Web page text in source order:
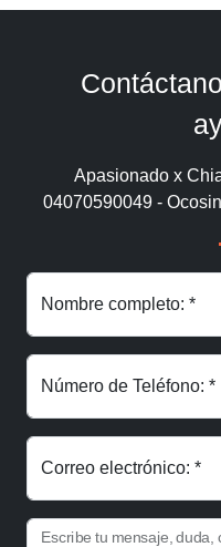
Apasionado x
04070590049 -
Nombre completo: *
Número de Teléfono: *
Correo electrónico: *
Escribe tu mensaje, duda,